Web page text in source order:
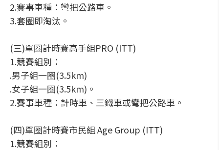
2.賽事車種：彎把公路車。
3.套圈即淘汰。
(三)單圈計時賽高手組PRO (ITT)
1.競賽組別：
.男子組一圈(3.5km)
.女子組一圈(3.5km)。
2.賽事車種：計時車、三鐵車或彎把公路車。
(四)單圈計時賽市民組 Age Group (ITT)
1.競賽組別：